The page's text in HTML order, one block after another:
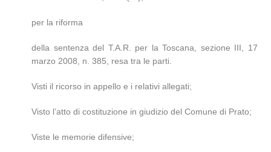
per la riforma
della sentenza del T.A.R. per la Toscana, sezione III, 17
marzo 2008, n. 385, resa tra le parti.
Visti il ricorso in appello e i relativi allegati;
Visto l’atto di costituzione in giudizio del Comune di Prato;
Viste le memorie difensive;